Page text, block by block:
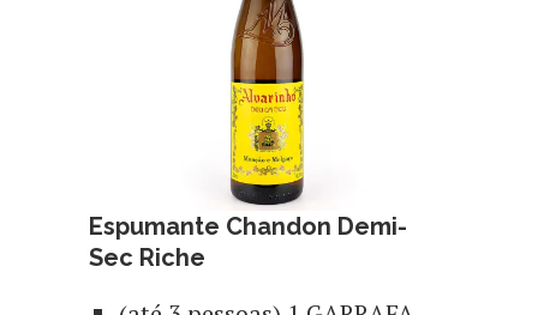
Espumante Chandon Demi-
Sec Riche